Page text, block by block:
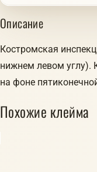
Описание
Костромская
нижнем левом углу).
на фоне
Похожие клейма